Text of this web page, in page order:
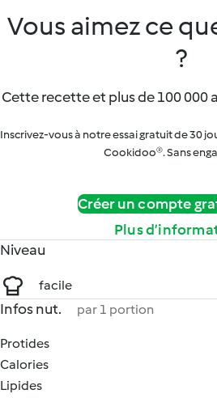
Vous aimez ce
?
Cette recette et plus de 100 000
Inscrivez-vous à notre essai gratuit de 30
Cookidoo®. Sans
Créer un compte
Plus
Niveau
facile
Infos nut. par 1 portion
Protides
Calories
Lipides